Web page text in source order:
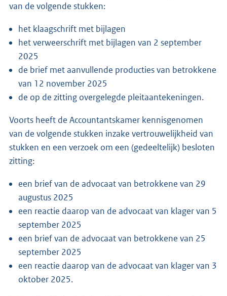
van de volgende stukken:
het klaagschrift met bijlagen
het verweerschrift met bijlagen van 2 september
2025
de brief met aanvullende producties van betrokkene
van 12 november 2025
de op de zitting overgelegde pleitaantekeningen.
Voorts heeft de Accountantskamer kennisgenomen
van de volgende stukken inzake vertrouwelijkheid van
stukken en een verzoek om een (gedeeltelijk) besloten
zitting:
een brief van de advocaat van betrokkene van 29
augustus 2025
een reactie daarop van de advocaat van klager van 5
september 2025
een brief van de advocaat van betrokkene van 25
september 2025
een reactie daarop van de advocaat van klager van 3
oktober 2025.